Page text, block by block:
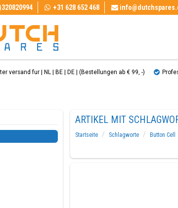
+31 628 652 468
versand fur | NL | BE | DE | (Bestellungen ab € 99, ​​-)
ARTIKEL MIT
Startseite Schlagworte
Button Cell